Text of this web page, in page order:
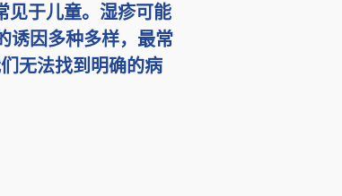
见于儿童。湿疹可能
诱因多种多样，最常
无法找到明确的病